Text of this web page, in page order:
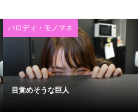
パロディ・モノマネ
目覚めそうな巨人